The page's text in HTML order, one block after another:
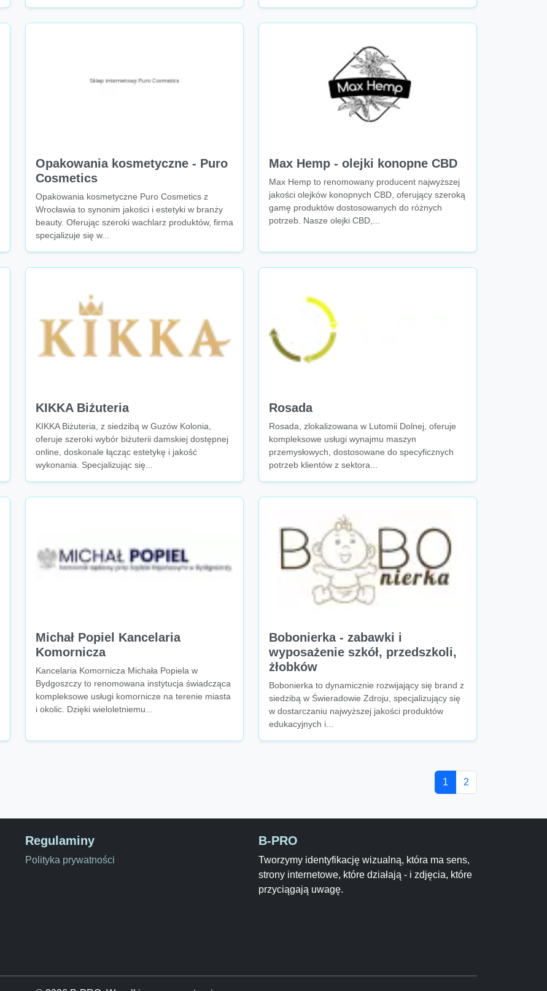
Opakowania kosmetyczne - Puro
Cosmetics
Opakowania kosmetyczne Puro Cosmetics z
Wrocławia to synonim jakości i estetyki w branży
beauty. Oferując szeroki wachlarz produktów, firma
specjalizuje się w...
Max Hemp - olejki konopne CBD
Max Hemp to renomowany producent najwyższej
jakości olejków konopnych CBD, oferujący szeroką
gamę produktów dostosowanych do różnych
potrzeb. Nasze olejki CBD,...
KIKKA Biżuteria
KIKKA Biżuteria, z siedzibą w Guzów Kolonia,
oferuje szeroki wybór biżuterii damskiej dostępnej
online, doskonale łącząc estetykę i jakość
wykonania. Specjalizując się...
Rosada
Rosada, zlokalizowana w Lutomii Dolnej, oferuje
kompleksowe usługi wynajmu maszyn
przemysłowych, dostosowane do specyficznych
potrzeb klientów z sektora...
Michał Popiel Kancelaria
Komornicza
Kancelaria Komornicza Michała Popiela w
Bydgoszczy to renomowana instytucja świadcząca
kompleksowe usługi komornicze na terenie miasta
i okolic. Dzięki wieloletniemu...
Bobonierka - zabawki i
wyposażenie szkół, przedszkoli,
żłobków
Bobonierka to dynamicznie rozwijający się brand z
siedzibą w Świeradowie Zdroju, specjalizujący się
w dostarczaniu najwyższej jakości produktów
edukacyjnych i...
1 2
Regulaminy
Polityka prywatności
B-PRO
Tworzymy identyfikację wizualną, która ma sens,
strony internetowe, które działają - i zdjęcia, które
przyciągają uwagę.